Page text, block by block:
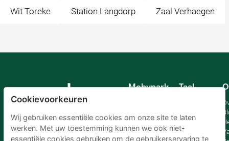
Wit Toreke Station Langdorp Zaal Verhaegen
Mobypark
Taal
Spaans
Frankrijk
Cookievoorkeuren
Wij gebruiken essentiële cookies om onze site te laten
werken. Met uw toestemming kunnen we ook niet-
essentiële cookies gebruiken om de gebruikerservaring te